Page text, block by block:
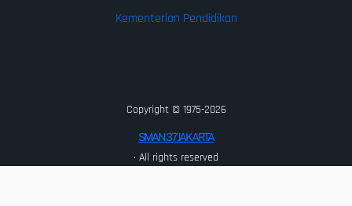
Kementerian Pendidikan
Copyright © 1975-2026
SMAN 37 JAKARTA
· All rights reserved